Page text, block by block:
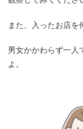
また、入ったお店を
男女かかわらず一人
よ。